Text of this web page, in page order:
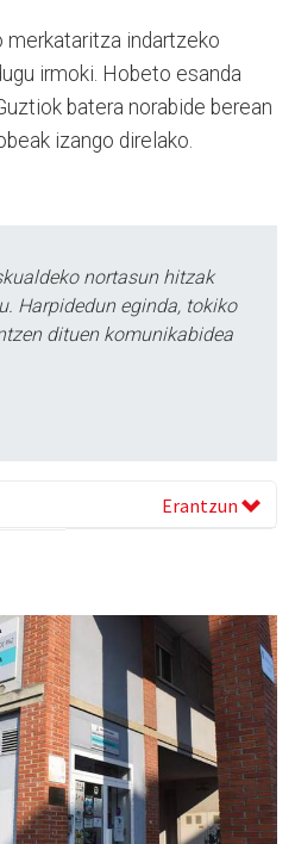
merkataritza indartzeko
irmoki. Hobeto esanda
batera norabide berean
izango direlako.
nortasun hitzak
Harpidedun eginda, tokiko
dituen komunikabidea
Erantzun